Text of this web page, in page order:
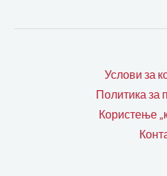
Услови за
Политика за
Користење